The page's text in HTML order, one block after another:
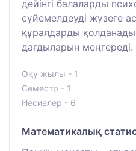
дейінгі балаларды
сүйемелдеуді жүзеге
құралдарды
дағдыларын меңгереді.
Оқу жылы - 1
Семестр - 1
Несиелер - 6
Математикалық